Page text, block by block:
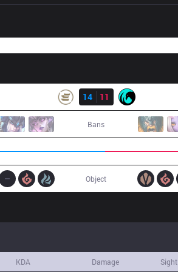
14
11
Bans
Object
KDA Damage Sight